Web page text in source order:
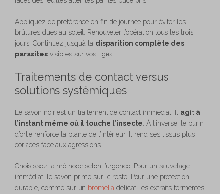
Appliquez de préférence en fin de journée pour éviter les
brûlures dues au soleil. Renouveler l’opération tous les trois
jours. Continuez jusqu’à la disparition complète des
parasites visibles sur vos tiges.
Traitements de contact versus
solutions systémiques
Le savon noir est un traitement de contact immédiat. Il agit à
l’instant même où il touche l’insecte. À l’inverse, le purin
d’ortie renforce la plante de l’intérieur. Il rend ses tissus plus
coriaces face aux agressions.
Choisissez la méthode selon l’urgence. Pour un sauvetage
immédiat, le savon prime sur le reste. Pour une protection
durable, comme sur un bromelia délicat, les extraits fermentés